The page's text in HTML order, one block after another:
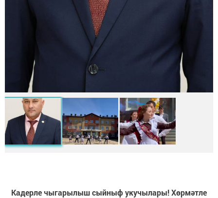
Кадерле чыгарылыш сыйныф укучылары! Хөрмәтле